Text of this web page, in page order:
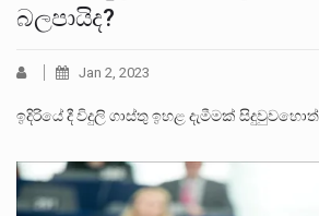
බලපායිද?
Jan 2, 2023
ඉදිරියේ දී විදුලි ගාස්තු ඉහළ දැමීමක් සිදුවුවහොත්…